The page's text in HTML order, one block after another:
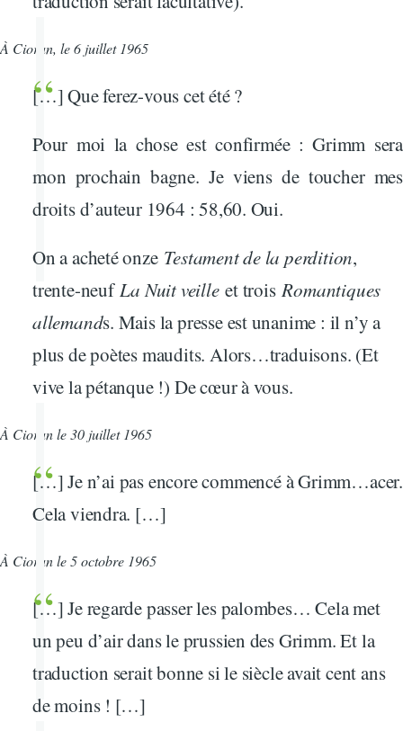
À Cioran, le 6 juillet 1965
[…] Que ferez-vous cet été ?
Pour moi la chose est confirmée : Grimm sera
mon prochain bagne. Je viens de toucher mes
droits d’auteur 1964 : 58,60. Oui.
On a acheté onze Testament de la perdition,
trente-neufLa Nuit veilleet troisRomantiques
allemands. Mais la presse est unanime : il n’y a
plus de poètes maudits. Alors…traduisons. (Et
vive la pétanque !) De cœur à vous.
À Cioran le 30 juillet 1965
[…] Je n’ai pas encore commencé à Grimm…acer.
Cela viendra. […]
À Cioran le 5 octobre 1965
[…] Je regarde passer les palombes… Cela met
un peu d’air dans le prussien des Grimm. Et la
traduction serait bonne si le siècle avait cent ans
de moins ! […]